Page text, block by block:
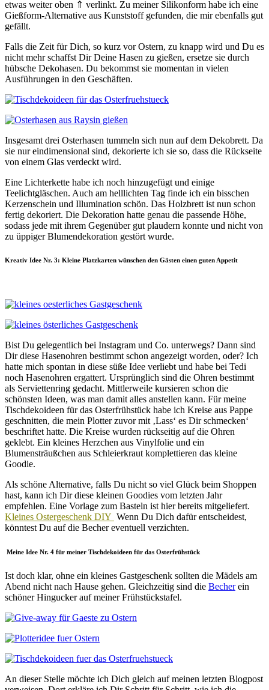
etwas weiter oben ⇑ verlinkt. Zu meiner Silikonform habe ich eine
Gießform-Alternative aus Kunststoff gefunden, die mir ebenfalls gut
gefällt.
Falls die Zeit für Dich, so kurz vor Ostern, zu knapp wird und Du es
nicht mehr schaffst Dir Deine Hasen zu gießen, ersetze sie durch
hübsche Dekohasen. Du bekommst sie momentan in vielen
Ausführungen in den Geschäften.
Insgesamt drei Osterhasen tummeln sich nun auf dem Dekobrett. Da
sie nur eindimensional sind, dekorierte ich sie so, dass die Rückseite
von einem Glas verdeckt wird.
Eine Lichterkette habe ich noch hinzugefügt und einige
Teelichtgläschen. Auch am helllichten Tag finde ich ein bisschen
Kerzenschein und Illumination schön. Das Holzbrett ist nun schon
fertig dekoriert. Die Dekoration hatte genau die passende Höhe,
sodass jede mit ihrem Gegenüber gut plaudern konnte und nicht von
zu üppiger Blumendekoration gestört wurde.
Kreativ Idee Nr. 3: Kleine Platzkarten wünschen den Gästen einen guten Appetit
Bist Du gelegentlich bei Instagram und Co. unterwegs? Dann sind
Dir diese Hasenohren bestimmt schon angezeigt worden, oder? Ich
hatte mich spontan in diese süße Idee verliebt und habe bei Tedi
noch Hasenohren ergattert. Ursprünglich sind die Ohren bestimmt
als Serviettenring gedacht. Mittlerweile kursieren schon die
schönsten Ideen, was man damit alles anstellen kann. Für meine
Tischdekoideen für das Osterfrühstück habe ich Kreise aus Pappe
geschnitten, die mein Plotter zuvor mit ‚Lass‘ es Dir schmecken‘
beschriftet hatte. Die Kreise wurden rückseitig auf die Ohren
geklebt. Ein kleines Herzchen aus Vinylfolie und ein
Blumensträußchen aus Schleierkraut komplettieren das kleine
Goodie.
Als schöne Alternative, falls Du nicht so viel Glück beim Shoppen
hast, kann ich Dir diese kleinen Goodies vom letzten Jahr
empfehlen. Eine Vorlage zum Basteln ist hier bereits mitgeliefert.
Kleines Ostergeschenk DIY Wenn Du Dich dafür entscheidest,
könntest Du auf die Becher eventuell verzichten.
Meine Idee Nr. 4 für meiner Tischdekoideen für das Osterfrühstück
Ist doch klar, ohne ein kleines Gastgeschenk sollten die Mädels am
Abend nicht nach Hause gehen. Gleichzeitig sind die Becherein
schöner Hingucker auf meiner Frühstückstafel.
An dieser Stelle möchte ich Dich gleich auf meinen letzten Blogpost